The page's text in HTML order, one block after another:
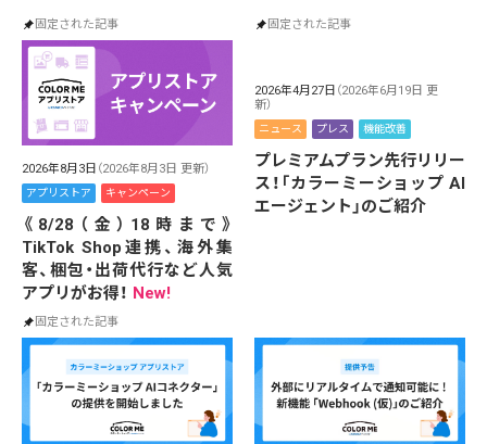
固定された記事
2026年8月3日 （2026年8月3日 更新）
アプリストア キャンペーン
《8/28（金）18時まで》
TikTok Shop連携、海外集
客、梱包・出荷代行など人気
アプリがお得！ New!
固定された記事
2026年4月27日 （2026年6月19日 更
新）
ニュース プレス 機能改善
プレミアムプラン先行リリー
ス！「カラーミーショップ AI
エージェント」のご紹介
固定された記事